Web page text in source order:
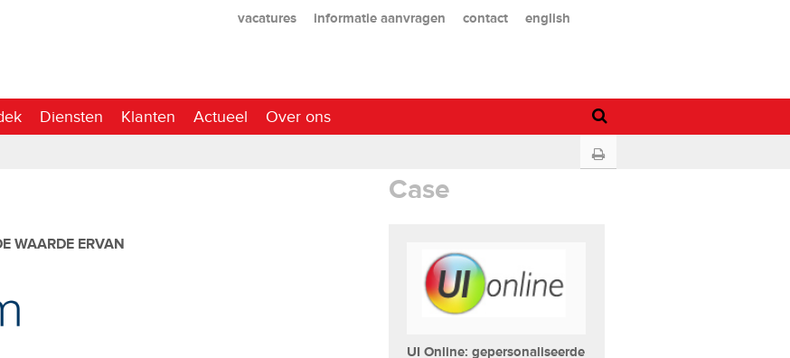
vacatures informatie aanvragen contact english
Diensten Klanten Actueel Over ons
WAARDE ERVAN
Case
UI Online: gepersonaliseerde